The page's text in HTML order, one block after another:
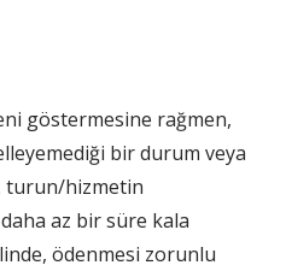
göstermesine rağmen,
bir durum veya
turun/hizmetin
az bir süre kala
ödenmesi zorunlu